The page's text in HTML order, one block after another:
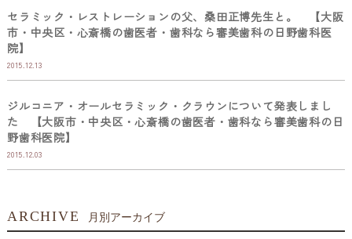
セラミック・レストレーションの父、桑田正博先生と。 【大阪
市・中央区・心斎橋の歯医者・歯科なら審美歯科の日野歯科医
院】
2015.12.13
ジルコニア・オールセラミック・クラウンについて発表しまし
た 【大阪市・中央区・心斎橋の歯医者・歯科なら審美歯科の日
野歯科医院】
2015.12.03
ARCHIVE 月別アーカイブ